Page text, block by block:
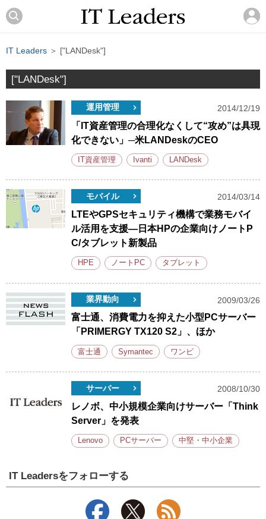
IT Leaders ＞ ["LANDesk"]
["LANDesk"]
運用管理 2014/12/19
「IT資産管理の合理化なくして“攻め”は具現
化できない」─米LANDeskのCEO
IT資産管理 Ivanti LANDesk
モバイル 2014/03/14
LTEやGPSセキュリティ機構で業務モバイ
ル活用を支援―日本HPの企業向けノートP
C/タブレット新製品
HPE ノートPC タブレット
業界動向 2009/03/26
富士通、消費電力を抑えた小型PCサーバー
「PRIMERGY TX120 S2」、ほか
富士通 Symantec ワンビ
サーバー 2008/10/30
レノボ、中小規模企業向けサーバー「Think
Server」を発表
Lenovo PCサーバー 中堅・中小企業
IT Leadersをフォローする